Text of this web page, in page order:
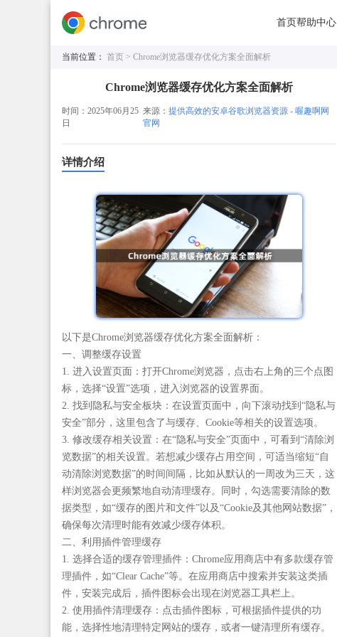
首页帮助中心
当前位置： 首页 > Chrome浏览器缓存优化方案全面解析
Chrome浏览器缓存优化方案全面解析
时间：2025年06月25
日
来源：提供高效的安卓谷歌浏览器资源 - 喔趣啊网
官网
详情介绍
以下是Chrome浏览器缓存优化方案全面解析：
一、调整缓存设置
1. 进入设置页面：打开Chrome浏览器，点击右上角的三个点图
标，选择“设置”选项，进入浏览器的设置界面。
2. 找到隐私与安全板块：在设置页面中，向下滚动找到“隐私与
安全”部分，这里包含了与缓存、Cookie等相关的设置选项。
3. 修改缓存相关设置：在“隐私与安全”页面中，可看到“清除浏
览数据”的相关设置。若想减少缓存占用空间，可适当缩短“自
动清除浏览数据”的时间间隔，比如从默认的一周改为三天，这
样浏览器会更频繁地自动清理缓存。同时，勾选需要清除的数
据类型，如“缓存的图片和文件”以及“Cookie及其他网站数据”，
确保每次清理时能有效减少缓存体积。
二、利用插件管理缓存
1. 选择合适的缓存管理插件：Chrome应用商店中有多款缓存管
理插件，如“Clear Cache”等。在应用商店中搜索并安装这类插
件，安装完成后，插件图标会出现在浏览器工具栏上。
2. 使用插件清理缓存：点击插件图标，可根据插件提供的功
能，选择性地清理特定网站的缓存，或者一键清理所有缓存。